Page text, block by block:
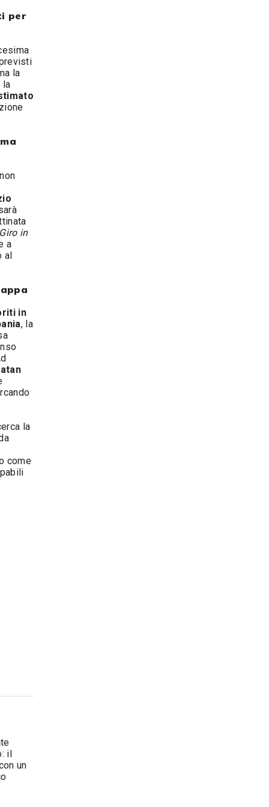
per
la
la
Giro in
a
al
in
, la
la
come
il
un